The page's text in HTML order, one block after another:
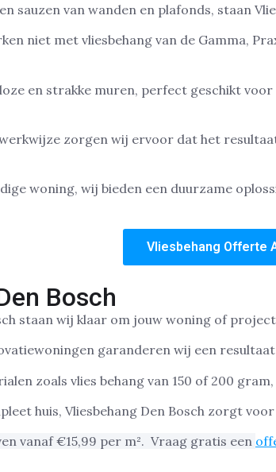
sauzen van wanden en plafonds, staan
niet met vliesbehang van de Gamma,
en strakke muren, perfect geschikt
zorgen wij ervoor dat het
woning, wij bieden een duurzame
Vliesbehang Offerte
Bosch
staan wij klaar om jouw woning of
garanderen wij een
zoals vlies behang van 150 of 200
huis, Vliesbehang Den Bosch zorgt
vanaf €15,99 per m². Vraag gratis een